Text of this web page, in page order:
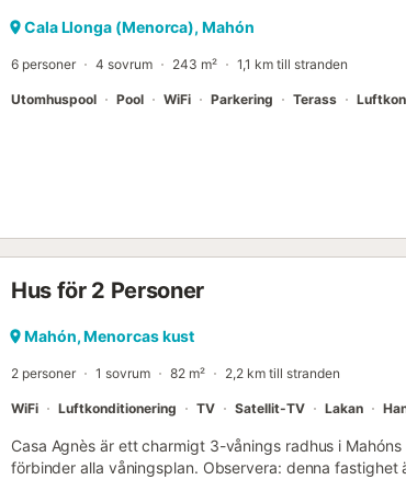
höga ljud är inte tillåtna. Den är perfekt för familjer, par
Cala Llonga (Menorca), Mahón
6 personer 4 sovrum 243 m² 1,1 km till stranden
Utomhuspool Pool WiFi Parkering Terass
Hus för 2 Personer
Mahón, Menorcas kust
2 personer 1 sovrum 82 m² 2,2 km till stranden
WiFi Luftkonditionering TV Satellit-TV Lakan
Casa Agnès är ett charmigt 3-vånings radhus i
förbinder alla våningsplan. Observera: denna